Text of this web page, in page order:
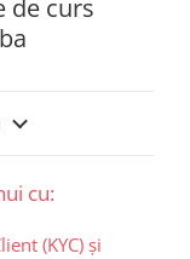
de curs
cu:
(KYC) și